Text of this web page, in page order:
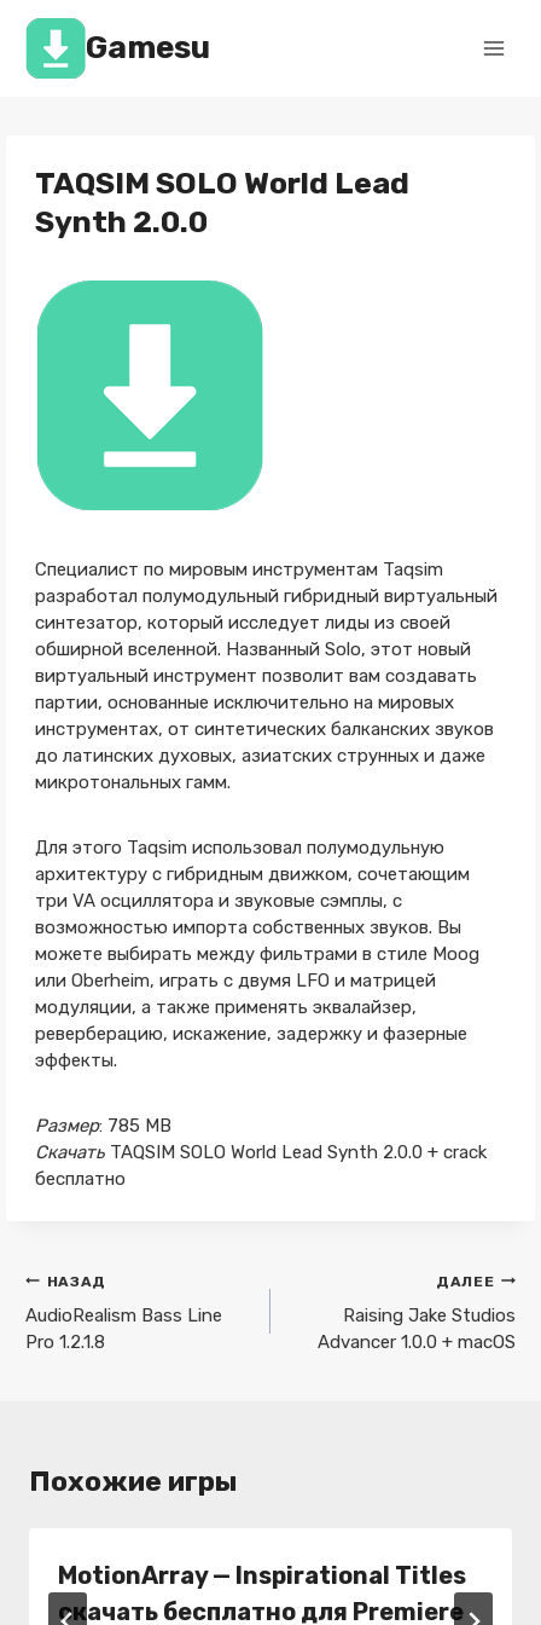
Перейти
содержимомуGamesu
TAQSIM SOLO World Lead
Synth 2.0.0
Специалист по мировым инструментам Taqsim
разработал полумодульный гибридный виртуальный
синтезатор, который исследует лиды из своей
обширной вселенной. Названный Solo, этот новый
виртуальный инструмент позволит вам создавать
партии, основанные исключительно на мировых
инструментах, от синтетических балканских звуков
до латинских духовых, азиатских струнных и даже
микротональных гамм.
Для этого Taqsim использовал полумодульную
архитектуру с гибридным движком, сочетающим
три VA осциллятора и звуковые сэмплы, с
возможностью импорта собственных звуков. Вы
можете выбирать между фильтрами в стиле Moog
или Oberheim, играть с двумя LFO и матрицей
модуляции, а также применять эквалайзер,
реверберацию, искажение, задержку и фазерные
эффекты.
Размер: 785 MB
Скачать TAQSIM SOLO World Lead Synth 2.0.0 + crack
бесплатно
Навигация
по
записям
НАЗАД
AudioRealism Bass Line
Pro 1.2.1.8
ДАЛЕЕ
Raising Jake Studios
Advancer 1.0.0 + macOS
Похожие игры
MotionArray — Inspirational Titles
скачать бесплатно для Premiere